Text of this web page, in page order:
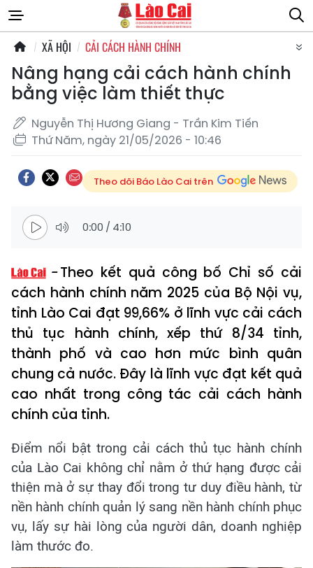
XÃ HỘI CẢI CÁCH HÀNH CHÍNH
Nâng hạng cải cách hành chính
bằng việc làm thiết thực
Nguyễn Thị Hương Giang - Trần Kim Tiến
Thứ Năm, ngày 21/05/2026 - 10:46
Theo dõi Báo Lào Cai trên
0:00 / 4:10
Theo kết quả công bố Chỉ số cải
cách hành chính năm 2025 của Bộ Nội vụ,
tỉnh Lào Cai đạt 99,66% ở lĩnh vực cải cách
thủ tục hành chính, xếp thứ 8/34 tỉnh,
thành phố và cao hơn mức bình quân
chung cả nước. Đây là lĩnh vực đạt kết quả
cao nhất trong công tác cải cách hành
chính của tỉnh.
Điểm nổi bật trong cải cách thủ tục hành chính
của Lào Cai không chỉ nằm ở thứ hạng được cải
thiện mà ở sự thay đổi trong tư duy điều hành, từ
nền hành chính quản lý sang nền hành chính phục
vụ, lấy sự hài lòng của người dân, doanh nghiệp
làm thước đo.